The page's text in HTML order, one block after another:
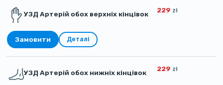
УЗД Артерій обох верхніх кінцівок 229 zł
Замовити Деталі
УЗД Артерій обох нижніх кінцівок 229 zł